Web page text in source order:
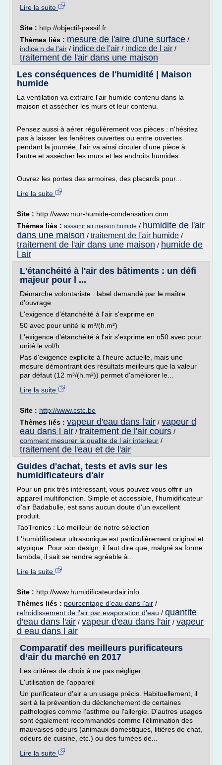
Lire la suite
Site : http://objectif-passif.fr
Thèmes liés : mesure de l'aire d'une surface /
indice n de l'air / indice de l'air / indice de l air /
traitement de l'air dans une maison
Les conséquences de l'humidité | Maison
humide
La ventilation va extraire l'air humide contenu dans la
maison et assécher les murs et leur contenu.
Pensez aussi à aérer régulièrement vos pièces : n'hésitez
pas à laisser les fenêtres ouvertes ou entre ouvertes
pendant la journée, l'air va ainsi circuler d'une pièce à
l'autre et assécher les murs et les endroits humides.
Ouvrez les portes des armoires, des placards pour...
Lire la suite
Site : http://www.mur-humide-condensation.com
Thèmes liés : assainir air maison humide / humidite de l'air
dans une maison / traitement de l'air humide /
traitement de l'air dans une maison / humide de
l air
L'étanchéité à l'air des bâtiments : un défi
majeur pour l ...
Démarche volontariste : label demandé par le maître
d'ouvrage
L'exigence d'étanchéité à l'air s'exprime en
50 avec pour unité le m³/(h.m²)
L'exigence d'étanchéité à l'air s'exprime en n50 avec pour
unité le vol/h
Pas d'exigence explicite à l'heure actuelle, mais une
mesure démontrant des résultats meilleurs que la valeur
par défaut (12 m³/(h.m²)) permet d'améliorer le...
Lire la suite
Site : http://www.cstc.be
Thèmes liés : vapeur d'eau dans l'air / vapeur d
eau dans l air / traitement de l'air cours /
comment mesurer la qualite de l air interieur /
traitement de l'eau et de l'air
Guides d'achat, tests et avis sur les
humidificateurs d'air
Pour un prix très intéressant, vous pouvez vous offrir un
appareil multifonction. Simple et accessible, l'humidificateur
d'air Badabulle, est sans aucun doute d'un excellent
produit.
TaoTronics : Le meilleur de notre sélection
L'humidificateur ultrasonique est particulièrement original et
atypique. Pour son design, il faut dire que, malgré sa forme
lambda, il sait se rendre agréable à...
Lire la suite
Site : http://www.humidificateurdair.info
Thèmes liés : pourcentage d'eau dans l'air /
refroidissement de l'air par evaporation d'eau / quantite
d'eau dans l'air / vapeur d'eau dans l'air / vapeur
d eau dans l air
Comparatif des meilleurs purificateurs
d’air du marché en 2017
Les critères de choix à ne pas négliger
L'utilisation de l'appareil
Un purificateur d'air a un usage précis. Habituellement, il
sert à la prévention du déclenchement de certaines
pathologies comme l'asthme ou l'allergie. D'autres usages
sont également recommandés comme l'élimination des
mauvaises odeurs (animaux domestiques, litières de chat,
odeurs de cuisine, etc.) ou des fumées de...
Lire la suite